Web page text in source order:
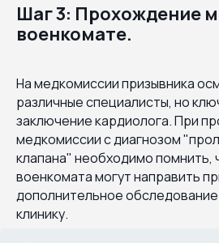
Шаг 3: Прохождение
военкомате.
На медкомиссии призывника
различные специалисты, но
заключение кардиолога. При
медкомиссии с диагнозом
клапана" необходимо помнить,
военкомата могут направить
дополнительное
клинику.